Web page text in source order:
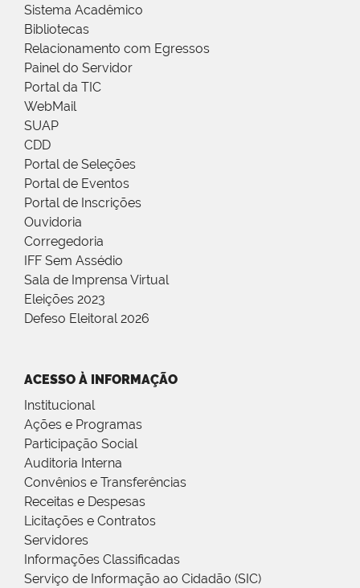
Sistema Acadêmico
Bibliotecas
Relacionamento com Egressos
Painel do Servidor
Portal da TIC
WebMail
SUAP
CDD
Portal de Seleções
Portal de Eventos
Portal de Inscrições
Ouvidoria
Corregedoria
IFF Sem Assédio
Sala de Imprensa Virtual
Eleições 2023
Defeso Eleitoral 2026
ACESSO À INFORMAÇÃO
Institucional
Ações e Programas
Participação Social
Auditoria Interna
Convênios e Transferências
Receitas e Despesas
Licitações e Contratos
Servidores
Informações Classificadas
Serviço de Informação ao Cidadão (SIC)